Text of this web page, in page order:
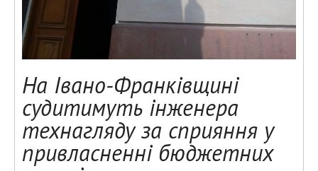
На Івано-Франківщині
судитимуть інженера
технагляду за сприяння у
привласненні бюджетних